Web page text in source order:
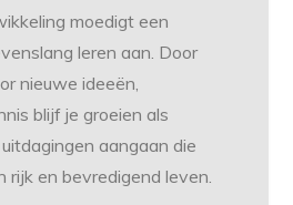
moedigt een
leren aan. Door
nieuwe ideeën,
blijf je groeien als
aangaan die
rijk en bevredigend leven.